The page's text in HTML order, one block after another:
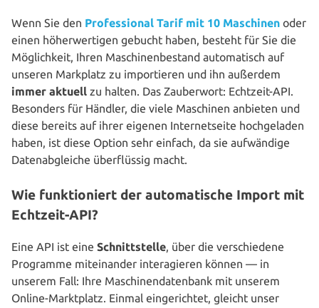
Wenn Sie den Pro­fes­sio­nal Tarif mit 10 Maschinen oder
einen höher­wer­ti­gen gebucht haben, besteht für Sie die
Mög­lich­keit, Ihren Maschi­nen­be­stand auto­ma­tisch auf
unseren Markplatz zu impor­tie­ren und ihn außerdem
immer aktuell zu halten. Das Zau­ber­wort: Echtzeit-API.
Besonders für Händler, die viele Maschinen anbieten und
diese bereits auf ihrer eigenen Inter­net­sei­te hoch­ge­la­den
haben, ist diese Option sehr einfach, da sie auf­wän­di­ge
Daten­ab­glei­che über­flüs­sig macht.
Wie funktioniert der automatische Import mit
Echtzeit-API?
Eine API ist eine Schnitt­stel­le, über die ver­schie­de­ne
Programme mit­ein­an­der inter­agie­ren können — in
unserem Fall: Ihre Maschi­nen­da­ten­bank mit unserem
Online-Markt­platz. Einmal ein­ge­rich­tet, gleicht unser